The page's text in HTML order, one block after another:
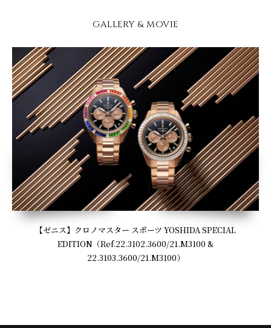
GALLERY & MOVIE
【ゼニス】クロノマスター スポーツ YOSHIDA SPECIAL
EDITION（Ref.22.3102.3600/21.M3100 &
22.3103.3600/21.M3100）